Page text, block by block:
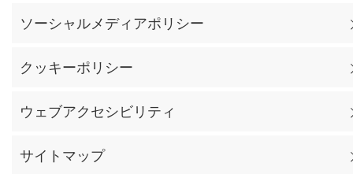
ソーシャルメディアポリシー
クッキーポリシー
ウェブアクセシビリティ
サイトマップ